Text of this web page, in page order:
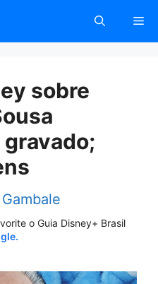
sobre
o Guia Disney+ Brasil